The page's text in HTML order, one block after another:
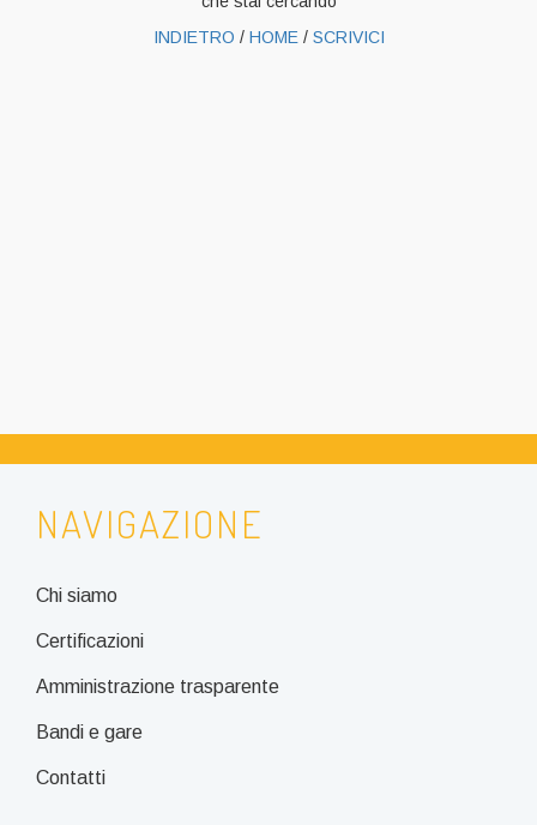
INDIETRO / HOME/ SCRIVICI
NAVIGAZIONE
Chi siamo
Certificazioni
Amministrazione trasparente
Bandi e gare
Contatti